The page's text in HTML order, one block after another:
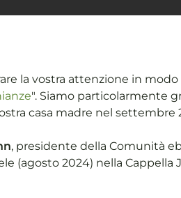
la vostra attenzione in
". Siamo particolarmente
casa madre nel settembre
, presidente della Comunità
(agosto 2024) nella